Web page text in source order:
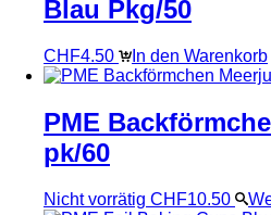
Blau Pkg/50
CHF4.50 In den Warenkorb
PME
pk/60
Nicht vorrätig CHF10.50